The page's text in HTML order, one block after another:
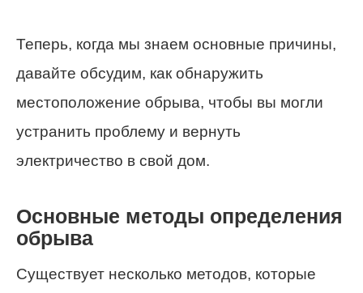
Теперь, когда мы знаем основные причины,
давайте обсудим, как обнаружить
местоположение обрыва, чтобы вы могли
устранить проблему и вернуть
электричество в свой дом.
Основные методы определения
обрыва
Существует несколько методов, которые